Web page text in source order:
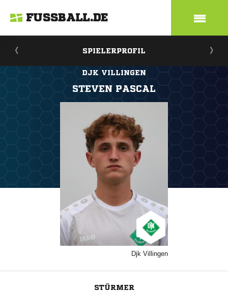
FUSSBALL.DE
SPIELERPROFIL
DJK VILLINGEN
STEVEN PASCAL
Djk Villingen
STÜRMER